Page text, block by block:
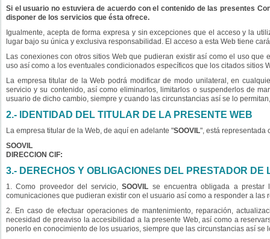
Si el usuario no estuviera de acuerdo con el contenido de las presentes
disponer de los servicios que ésta ofrece.
Igualmente, acepta de forma expresa y sin excepciones que el acceso y la
lugar bajo su única y exclusiva responsabilidad. El acceso a esta Web tiene
Las conexiones con otros sitios Web que pudieran existir así como el uso
uso así como a los eventuales condicionados específicos que los citados
La empresa titular de la Web podrá modificar de modo unilateral, en
servicio y su contenido, así como eliminarlos, limitarlos o suspenderlos de
usuario de dicho cambio, siempre y cuando las circunstancias así se lo
2.- IDENTIDAD DEL TITULAR DE LA PRESENTE WEB
La empresa titular de la Web, de aquí en adelante "SOOVIL", está representada
SOOVIL
DIRECCION CIF:
3.- DERECHOS Y OBLIGACIONES DEL PRESTADOR DE
1. Como proveedor del servicio,SOOVIL se encuentra obligada a prestar
comunicaciones que pudieran existir con el usuario así como a responder a
2. En caso de efectuar operaciones de mantenimiento, reparación,
necesidad de preaviso la accesibilidad a la presente Web, así como a
ponerlo en conocimiento de los usuarios, siempre que las circunstancias así se